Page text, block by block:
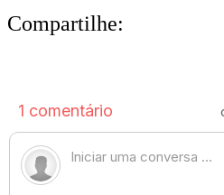
Compartilhe: